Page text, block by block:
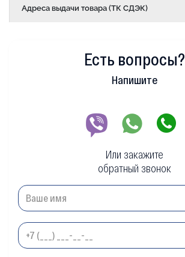
Адреса выдачи товара (ТК СДЭК)
Есть вопросы?
Напишите
Или закажите
обратный звонок